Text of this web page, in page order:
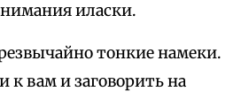
иласки.
тонкие намеки.
вам и заговорить на